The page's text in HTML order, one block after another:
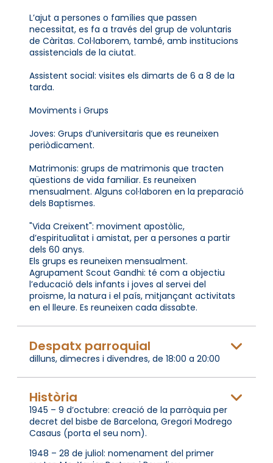
L’ajut a persones o famílies que passen
necessitat, es fa a través del grup de voluntaris
de Càritas. Col·laborem, també, amb institucions
assistencials de la ciutat.
Assistent social: visites els dimarts de 6 a 8 de la
tarda.
Moviments i Grups
Joves: Grups d’universitaris que es reuneixen
periòdicament.
Matrimonis: grups de matrimonis que tracten
qüestions de vida familiar. Es reuneixen
mensualment. Alguns col·laboren en la preparació
dels Baptismes.
"Vida Creixent": moviment apostòlic,
d’espiritualitat i amistat, per a persones a partir
dels 60 anys.
Els grups es reuneixen mensualment.
Agrupament Scout Gandhi: té com a objectiu
l’educació dels infants i joves al servei del
proïsme, la natura i el país, mitjançant activitats
en el lleure. Es reuneixen cada dissabte.
Despatx parroquial
dilluns, dimecres i divendres, de 18:00 a 20:00
Història
1945 – 9 d’octubre: creació de la parròquia per
decret del bisbe de Barcelona, Gregori Modrego
Casaus (porta el seu nom).
1948 – 28 de juliol: nomenament del primer